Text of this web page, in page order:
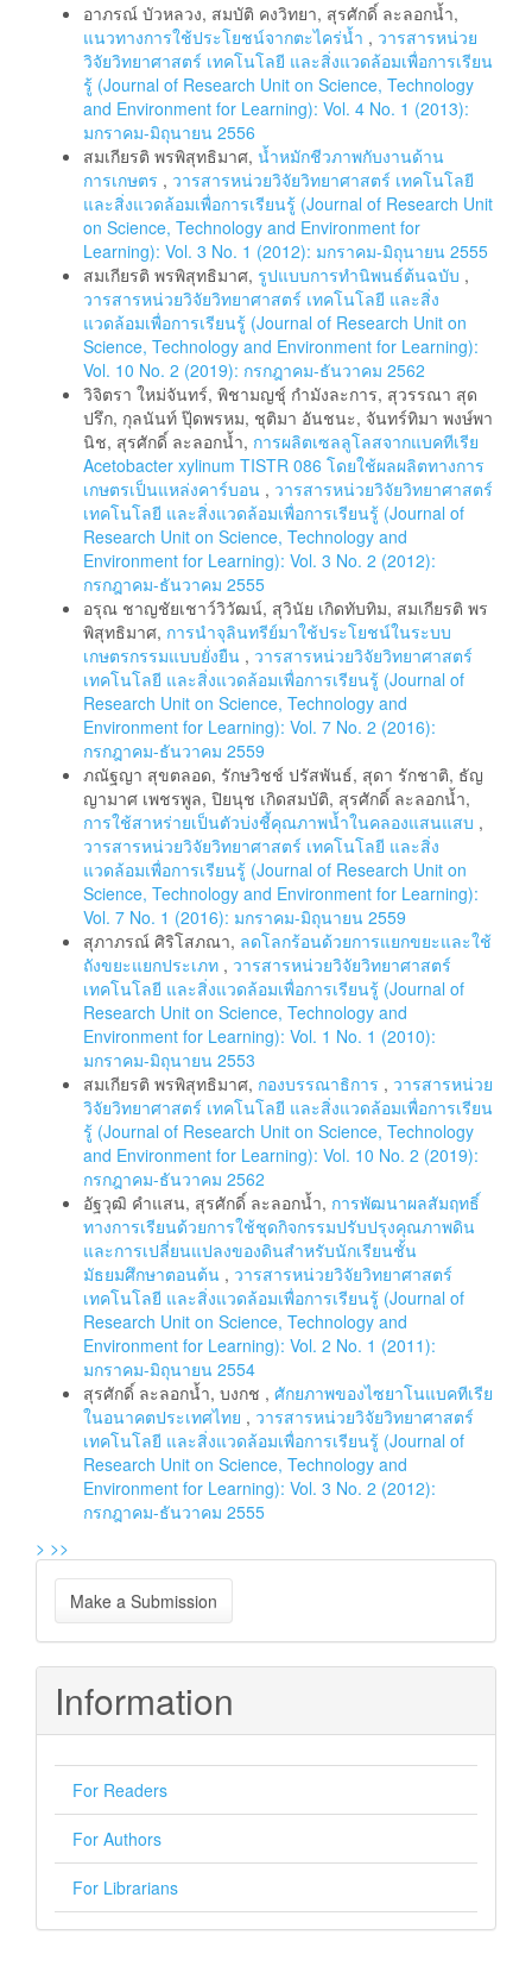
อาภรณ์ บัวหลวง, สมบัติ คงวิทยา, สุรศักดิ์ ละลอกน้ำ,
แนวทางการใช้ประโยชน์จากตะไคร่น้ำ , วารสารหน่วย
วิจัยวิทยาศาสตร์ เทคโนโลยี และสิ่งแวดล้อมเพื่อการเรียน
รู้ (Journal of Research Unit on Science, Technology
and Environment for Learning): Vol. 4 No. 1 (2013):
มกราคม-มิถุนายน 2556
สมเกียรติ พรพิสุทธิมาศ, น้ำหมักชีวภาพกับงานด้าน
การเกษตร , วารสารหน่วยวิจัยวิทยาศาสตร์ เทคโนโลยี
และสิ่งแวดล้อมเพื่อการเรียนรู้ (Journal of Research Unit
on Science, Technology and Environment for
Learning): Vol. 3 No. 1 (2012): มกราคม-มิถุนายน 2555
สมเกียรติ พรพิสุทธิมาศ, รูปแบบการทํานิพนธ์ต้นฉบับ ,
วารสารหน่วยวิจัยวิทยาศาสตร์ เทคโนโลยี และสิ่ง
แวดล้อมเพื่อการเรียนรู้ (Journal of Research Unit on
Science, Technology and Environment for Learning):
Vol. 10 No. 2 (2019): กรกฎาคม-ธันวาคม 2562
วิจิตรา ใหม่จันทร์, พิชามญชุ์ กำมังละการ, สุวรรณา สุด
ปรึก, กุลนันท์ ปุ๊ดพรหม, ชุติมา อันชนะ, จันทร์ทิมา พงษ์พา
นิช, สุรศักดิ์ ละลอกน้ำ, การผลิตเซลลูโลสจากแบคทีเรีย
Acetobacter xylinum TISTR 086 โดยใช้ผลผลิตทางการ
เกษตรเป็นแหล่งคาร์บอน , วารสารหน่วยวิจัยวิทยาศาสตร์
เทคโนโลยี และสิ่งแวดล้อมเพื่อการเรียนรู้ (Journal of
Research Unit on Science, Technology and
Environment for Learning): Vol. 3 No. 2 (2012):
กรกฎาคม-ธันวาคม 2555
อรุณ ชาญชัยเชาว์วิวัฒน์, สุวินัย เกิดทับทิม, สมเกียรติ พร
พิสุทธิมาศ, การนำจุลินทรีย์มาใช้ประโยชน์ในระบบ
เกษตรกรรมแบบยั่งยืน , วารสารหน่วยวิจัยวิทยาศาสตร์
เทคโนโลยี และสิ่งแวดล้อมเพื่อการเรียนรู้ (Journal of
Research Unit on Science, Technology and
Environment for Learning): Vol. 7 No. 2 (2016):
กรกฎาคม-ธันวาคม 2559
ภณัฐญา สุขตลอด, รักษวิชช์ ปรัสพันธ์, สุดา รักชาติ, ธัญ
ญามาศ เพชรพูล, ปิยนุช เกิดสมบัติ, สุรศักดิ์ ละลอกน้ำ,
การใช้สาหร่ายเป็นตัวบ่งชี้คุณภาพน้ำในคลองแสนแสบ ,
วารสารหน่วยวิจัยวิทยาศาสตร์ เทคโนโลยี และสิ่ง
แวดล้อมเพื่อการเรียนรู้ (Journal of Research Unit on
Science, Technology and Environment for Learning):
Vol. 7 No. 1 (2016): มกราคม-มิถุนายน 2559
สุภาภรณ์ ศิริโสภณา, ลดโลกร้อนด้วยการแยกขยะและใช้
ถังขยะแยกประเภท , วารสารหน่วยวิจัยวิทยาศาสตร์
เทคโนโลยี และสิ่งแวดล้อมเพื่อการเรียนรู้ (Journal of
Research Unit on Science, Technology and
Environment for Learning): Vol. 1 No. 1 (2010):
มกราคม-มิถุนายน 2553
สมเกียรติ พรพิสุทธิมาศ, กองบรรณาธิการ , วารสารหน่วย
วิจัยวิทยาศาสตร์ เทคโนโลยี และสิ่งแวดล้อมเพื่อการเรียน
รู้ (Journal of Research Unit on Science, Technology
and Environment for Learning): Vol. 10 No. 2 (2019):
กรกฎาคม-ธันวาคม 2562
อัฐวุฒิ คำแสน, สุรศักดิ์ ละลอกน้ำ, การพัฒนาผลสัมฤทธิ์
ทางการเรียนด้วยการใช้ชุดกิจกรรมปรับปรุงคุณภาพดิน
และการเปลี่ยนแปลงของดินสำหรับนักเรียนชั้น
มัธยมศึกษาตอนต้น , วารสารหน่วยวิจัยวิทยาศาสตร์
เทคโนโลยี และสิ่งแวดล้อมเพื่อการเรียนรู้ (Journal of
Research Unit on Science, Technology and
Environment for Learning): Vol. 2 No. 1 (2011):
มกราคม-มิถุนายน 2554
สุรศักดิ์ ละลอกน้ำ, บงกช , ศักยภาพของไซยาโนแบคทีเรีย
ในอนาคตประเทศไทย , วารสารหน่วยวิจัยวิทยาศาสตร์
เทคโนโลยี และสิ่งแวดล้อมเพื่อการเรียนรู้ (Journal of
Research Unit on Science, Technology and
Environment for Learning): Vol. 3 No. 2 (2012):
กรกฎาคม-ธันวาคม 2555
> >>
Make
a
Submission
Make a Submission
Information
For Readers
For Authors
For Librarians